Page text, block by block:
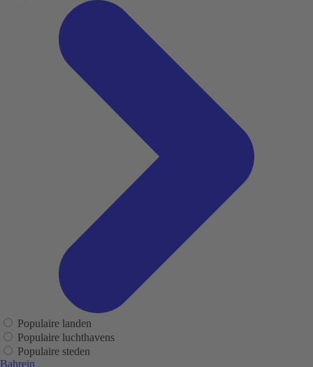
Populaire landen
Populaire luchthavens
Populaire steden
Bahrein